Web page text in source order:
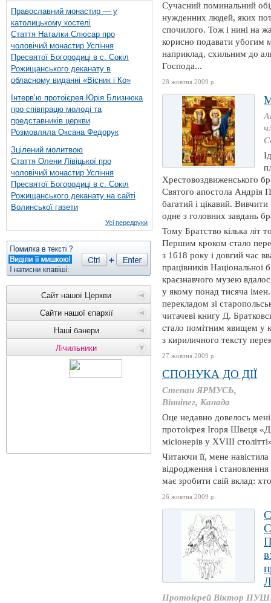
Православний монастир — у
католицькому костелі
Стаття Наталки Слюсар про
чоловічий монастир Успіння
Пресвятої Богородиці в с. Сокіл
Рожищанського деканату в
обласному виданні «Вісник і Ко»
Інтерв’ю протоієрея Юрія Близнюка
про співпрацю молоді та
представників церкви
Розмовляла Оксана Федорук
Зцілений молитвою
Стаття Олени Лівіцької про
чоловічий монастир Успіння
Пресвятої Богородиці в с. Сокіл
Рожищанського деканату на сайті
Волинської газети
Усі передруки
Сайт нашої Церкви
Сайти нашої єпархії
Наші банери
Лічильники
Сучасний поминальний
нужденних людей, яких
спочилого. Тож і нині на
корисно подавати убогим
наприклад, схильним до
Господа...
28 жовтня 2009 р.
Хрестовоздвиженського
Святого апостола Андрія
багатий і цікавий.
одне з головних завдань
Тому Братство кілька літ
Першим кроком стало
з 1618 року і довгий час
працівників Національної
краєзнавчого музею
у якому понад тисяча
перекладом зі
читачеві книгу Д.
стало помітним явищем у
з кириличного тексту
27 жовтня 2009 р.
СПОНУКА ДО ДІЇ
Степан ЯРМУСЬ,
Вінніпег, Канада
Оце недавно довелось
протоієрея Ігоря Швеця
місіонерів у ХVІІІ
Читаючи її, мене
відродження і
має зробити свій вклад:
26 жовтня 2009 р.
Протоієрей Віктор